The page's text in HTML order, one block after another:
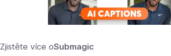
Zjistěte více oSubmagic